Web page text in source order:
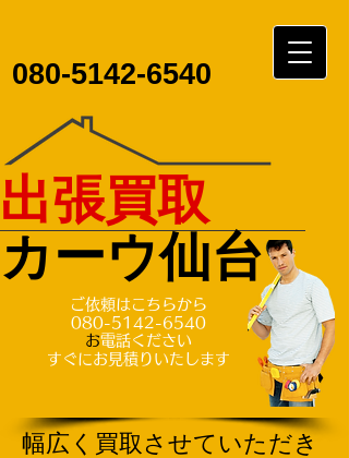
​幅広く買取させていただき
ご依頼はこちらから
080-5142-6540
​お電話ください
すぐに​お見積りいたします
080-5142-6540
​​​出張買取
​カーウ仙台